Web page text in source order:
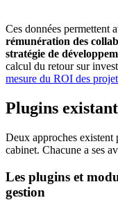
Ces données permettent
rémunération des
stratégie de
calcul du retour sur
mesure du ROI des
Plugins
Deux approches existent
cabinet. Chacune a ses
Les plugins et
gestion